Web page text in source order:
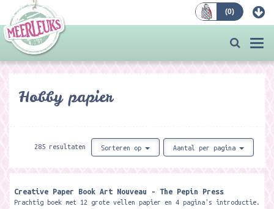
(0)
Hobby papier
285 resultaten Sorteren op Aantal per pagina
Creative Paper Book Art Nouveau - The Pepin Press
Prachtig boek met 12 grote vellen papier en 4 pagina's introductie.